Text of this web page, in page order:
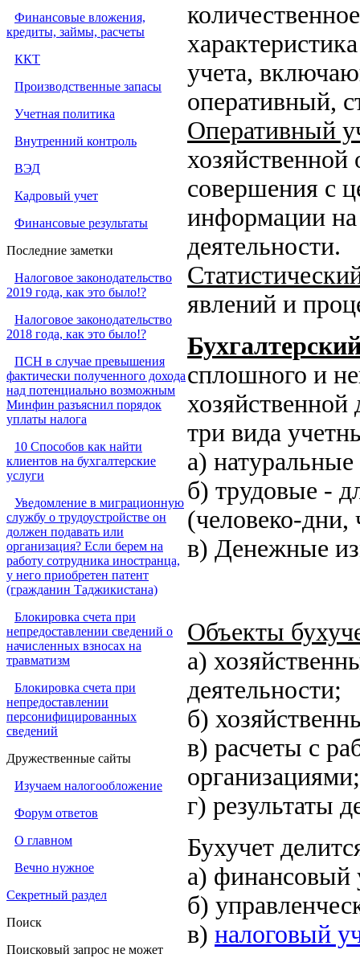
Финансовые вложения,
кредиты, займы, расчеты
ККТ
Производственные запасы
Учетная политика
Внутренний контроль
ВЭД
Кадровый учет
Финансовые результаты
Последние заметки
Налоговое законодательство
2019 года, как это было!?
Налоговое законодательство
2018 года, как это было!?
ПСН в случае превышения
фактически полученного дохода
над потенциально возможным
Минфин разъяснил порядок
уплаты налога
10 Способов как найти
клиентов на бухгалтерские
услуги
Уведомление в миграционную
службу о трудоустройстве он
должен подавать или
организация? Если берем на
работу сотрудника иностранца,
у него приобретен патент
(гражданин Таджикистана)
Блокировка счета при
непредоставлении сведений о
начисленных взносах на
травматизм
Блокировка счета при
непредоставлении
персонифицированных
сведений
Дружественные сайты
Изучаем налогообложение
Форум ответов
О главном
Вечно нужное
Секретный раздел
Поиск
Поисковый запрос не может
учета,
оперативный,
Оперативный
совершения с
информации на
деятельности.
явлений и
сплошного и
три вида
а)
б) трудовые -
(человеко-дни,
в) Денежные
Объекты
а)
деятельности;
б)
в) расчеты с
организациями;
г) результаты
Бухучет
а) финансовый
б)
в) налоговый